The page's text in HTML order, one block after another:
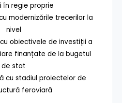
în regie proprie
modernizările trecerilor la
nivel
obiectivele de investiții a
finanțate de la bugetul
de stat
cu stadiul proiectelor de
feroviară